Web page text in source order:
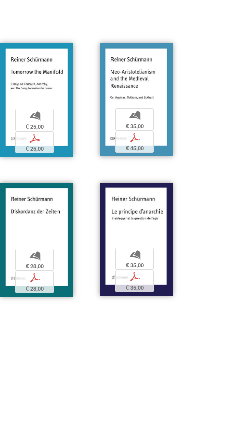
b
€ 25,00
p
€ 25,00
b
€ 35,00
p
€ 45,00
b
€ 28,00
p
€ 28,00
b
€ 35,00
p
€ 35,00